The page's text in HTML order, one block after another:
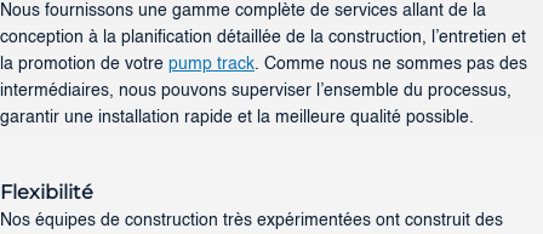
Nous fournissons une gamme complète de services allant de la
conception à la planification détaillée de la construction, l’entretien et
la promotion de votre pump track. Comme nous ne sommes pas des
intermédiaires, nous pouvons superviser l’ensemble du processus,
garantir une installation rapide et la meilleure qualité possible.
Flexibilité
Nos équipes de construction très expérimentées ont construit des